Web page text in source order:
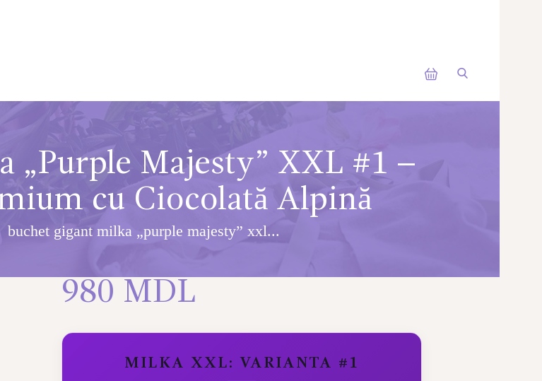
„Purple Majesty” XXL #1 –
cu Ciocolată Alpină
buchet gigant milka „purple majesty” xxl...
980 MDL
MILKA XXL: VARIANTA #1